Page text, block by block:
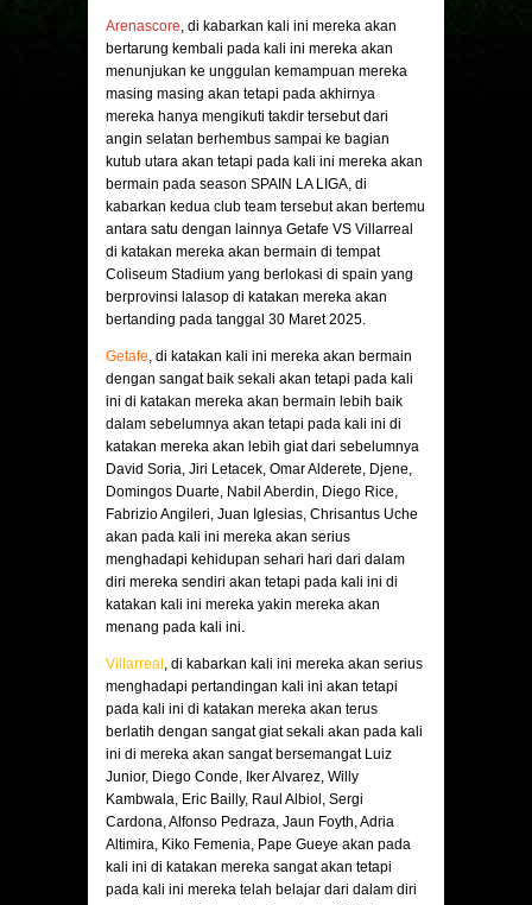
Arenascore, di kabarkan kali ini mereka akan
bertarung kembali pada kali ini mereka akan
menunjukan ke unggulan kemampuan mereka
masing masing akan tetapi pada akhirnya
mereka hanya mengikuti takdir tersebut dari
angin selatan berhembus sampai ke bagian
kutub utara akan tetapi pada kali ini mereka akan
bermain pada season SPAIN LA LIGA, di
kabarkan kedua club team tersebut akan bertemu
antara satu dengan lainnya Getafe VS Villarreal
di katakan mereka akan bermain di tempat
Coliseum Stadium yang berlokasi di spain yang
berprovinsi lalasop di katakan mereka akan
bertanding pada tanggal 30 Maret 2025.
Getafe, di katakan kali ini mereka akan bermain
dengan sangat baik sekali akan tetapi pada kali
ini di katakan mereka akan bermain lebih baik
dalam sebelumnya akan tetapi pada kali ini di
katakan mereka akan lebih giat dari sebelumnya
David Soria, Jiri Letacek, Omar Alderete, Djene,
Domingos Duarte, Nabil Aberdin, Diego Rice,
Fabrizio Angileri, Juan Iglesias, Chrisantus Uche
akan pada kali ini mereka akan serius
menghadapi kehidupan sehari hari dari dalam
diri mereka sendiri akan tetapi pada kali ini di
katakan kali ini mereka yakin mereka akan
menang pada kali ini.
Villarreal , di kabarkan kali ini mereka akan serius
menghadapi pertandingan kali ini akan tetapi
pada kali ini di katakan mereka akan terus
berlatih dengan sangat giat sekali akan pada kali
ini di mereka akan sangat bersemangat Luiz
Junior, Diego Conde, Iker Alvarez, Willy
Kambwala, Eric Bailly, Raul Albiol, Sergi
Cardona, Alfonso Pedraza, Jaun Foyth, Adria
Altimira, Kiko Femenia, Pape Gueye akan pada
kali ini di katakan mereka sangat akan tetapi
pada kali ini mereka telah belajar dari dalam diri